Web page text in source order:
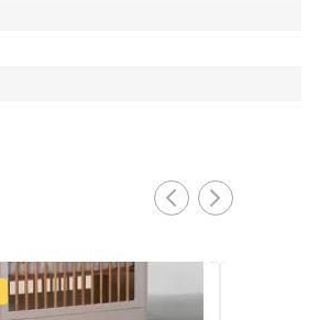
PRONTA ENTREGA